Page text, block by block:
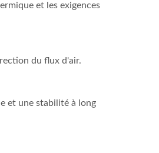
et les exigences
du flux d'air.
et une stabilité à long